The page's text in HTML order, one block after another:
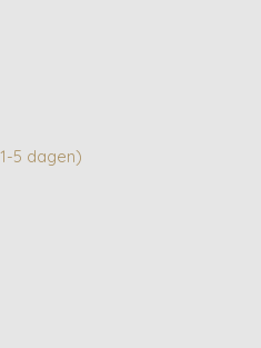
5 dagen)